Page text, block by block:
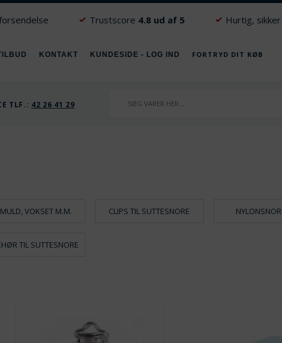
forsendelse Trustscore 4.8 ud af 5 Hurtig,
KONTAKT KUNDESIDE - LOG IND FORTRYD DIT KØB
TLF.: 42 26 41 29
VOKSET M.M. CLIPS TIL SUTTESNORE
TIL SUTTESNORE